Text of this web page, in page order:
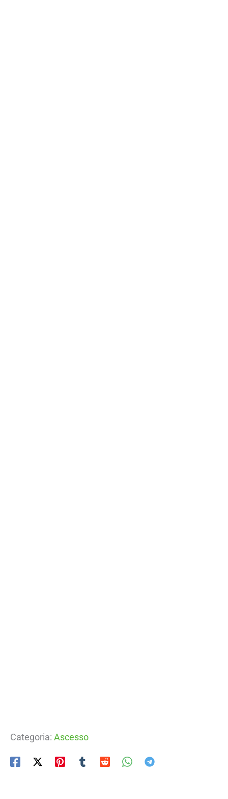
Categoria: Ascesso